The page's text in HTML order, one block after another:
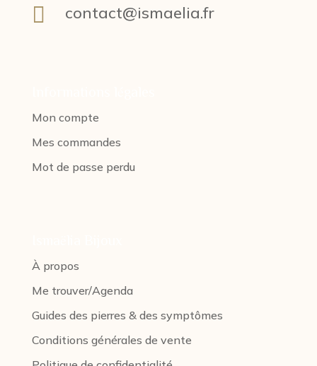
 contact@ismaelia.fr
Mon compte
Mes commandes
Mot de passe perdu
À propos
Me trouver/Agenda
Guides des pierres & des symptômes
Conditions générales de vente